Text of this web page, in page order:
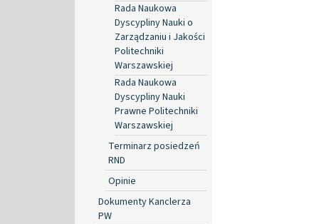
Rada Naukowa
Dyscypliny Nauki o
Zarządzaniu i Jakości
Politechniki
Warszawskiej
Rada Naukowa
Dyscypliny Nauki
Prawne Politechniki
Warszawskiej
Terminarz posiedzeń
RND
Opinie
Dokumenty Kanclerza
PW